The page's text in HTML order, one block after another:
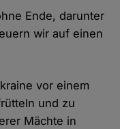
Ende, darunter
wir auf einen
vor einem
und zu
Mächte in